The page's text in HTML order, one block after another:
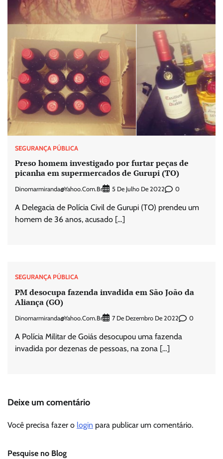
SEGURANÇA PÚBLICA
Preso homem investigado por furtar peças de
picanha em supermercados de Gurupi (TO)
Dinomarmiranda@yahoo.com.br 5 De Julho De 2022 0
A Delegacia de Polícia Civil de Gurupi (TO) prendeu um
homem de 36 anos, acusado […]
SEGURANÇA PÚBLICA
PM desocupa fazenda invadida em São João da
Aliança (GO)
Dinomarmiranda@yahoo.com.br 7 De Dezembro De 2022 0
A Polícia Militar de Goiás desocupou uma fazenda
invadida por dezenas de pessoas, na zona […]
Deixe um comentário
Você precisa fazer o login para publicar um comentário.
Pesquise no Blog